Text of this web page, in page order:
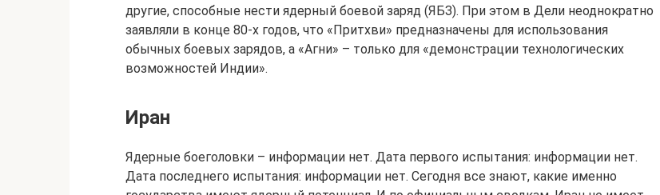
другие, способные нести ядерный боевой заряд (ЯБЗ). При этом в Дели неоднократно
заявляли в конце 80-х годов, что «Притхви» предназначены для использования
обычных боевых зарядов, а «Агни» – только для «демонстрации технологических
возможностей Индии».
Иран
Ядерные боеголовки – информации нет. Дата первого испытания: информации нет.
Дата последнего испытания: информации нет. Сегодня все знают, какие именно